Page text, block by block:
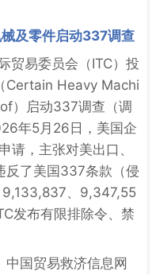
及零件启动337调查
贸易委员会（ITC）投
Certain Heavy Machi
）启动337调查（调
年5月26日，美国企
请，主张对美出口、
反了美国337条款（侵
、9,347,55
发布有限排除令、禁
中国贸易救济信息网